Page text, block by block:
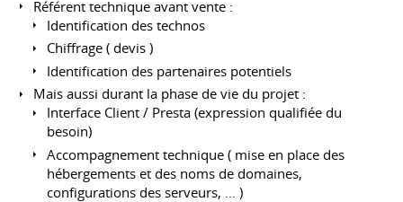
Référent technique avant vente :
Identification des technos
Chiffrage ( devis )
Identification des partenaires potentiels
Mais aussi durant la phase de vie du projet :
Interface Client / Presta (expression qualifiée du
besoin)
Accompagnement technique ( mise en place des
hébergements et des noms de domaines,
configurations des serveurs, ... )